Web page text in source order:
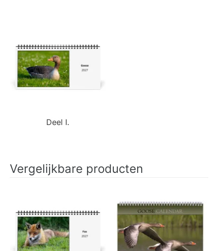
Deel I.
Vergelijkbare producten